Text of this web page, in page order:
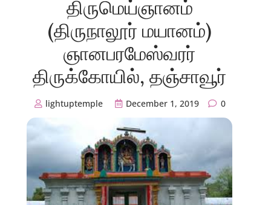
திருமெய்ஞானம்
(திருநாலூர் மயானம்)
ஞானபரமேஸ்வரர்
திருக்கோயில், தஞ்சாவூர்
lightuptemple December 1, 2019 0